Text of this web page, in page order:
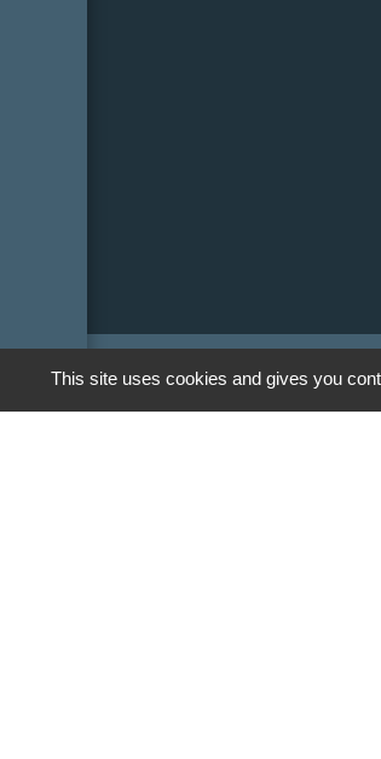
Liens
This site uses cookies and gives you